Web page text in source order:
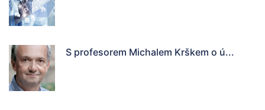
S profesorem Michalem Krškem o ú...